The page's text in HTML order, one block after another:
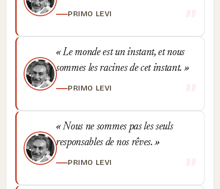
PRIMO LEVI
Le monde est un instant, et nous
sommes les racines de cet instant.
PRIMO LEVI
Nous ne sommes pas les seuls
responsables de nos rêves.
PRIMO LEVI